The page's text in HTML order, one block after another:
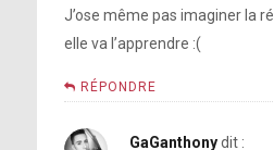
J’ose même pas imaginer la
elle va l’apprendre :(
RÉPONDRE
GaGanthony dit :